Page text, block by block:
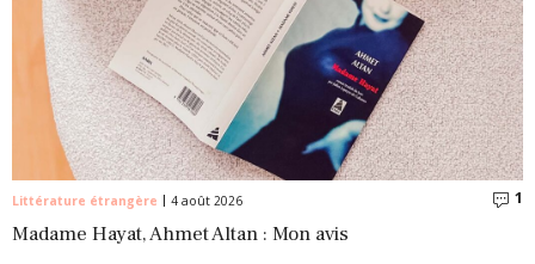
Littérature étrangère 4 août 2026 1
Madame Hayat, Ahmet Altan : Mon avis